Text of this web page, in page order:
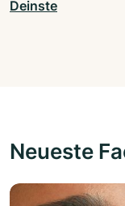
Deinste
Neueste